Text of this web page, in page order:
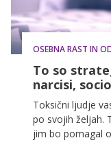
OSEBNA RAST IN
To so
narcisi,
Toksični ljudje
po svojih željah.
jim bo pomagal